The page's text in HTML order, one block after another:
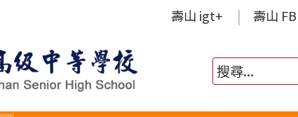
壽山 igt+ 壽山 FB